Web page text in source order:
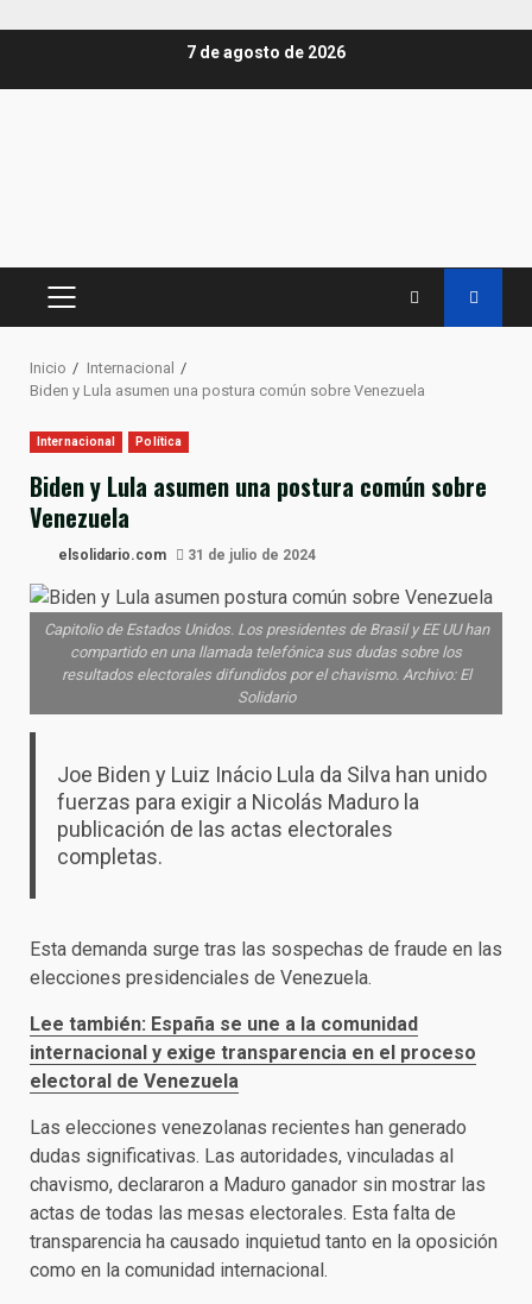
7 de agosto de 2026
MENÚ
Inicio
Internacional
Biden y Lula asumen una postura común sobre Venezuela
Internacional Política
Biden y Lula asumen una postura común sobre
Venezuela
elsolidario.com 31 de julio de 2024
Capitolio de Estados Unidos. Los presidentes de Brasil y EE UU han
compartido en una llamada telefónica sus dudas sobre los
resultados electorales difundidos por el chavismo. Archivo: El
Solidario
Joe Biden y Luiz Inácio Lula da Silva han unido
fuerzas para exigir a Nicolás Maduro la
publicación de las actas electorales
completas.
Esta demanda surge tras las sospechas de fraude en las
elecciones presidenciales de Venezuela.
Lee también: España se une a la comunidad
internacional y exige transparencia en el proceso
electoral de Venezuela
Las elecciones venezolanas recientes han generado
dudas significativas. Las autoridades, vinculadas al
chavismo, declararon a Maduro ganador sin mostrar las
actas de todas las mesas electorales. Esta falta de
transparencia ha causado inquietud tanto en la oposición
como en la comunidad internacional.